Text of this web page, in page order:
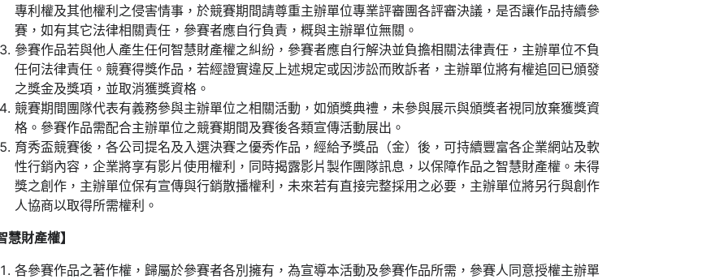
專利權及其他權利之侵害情事，於競賽期間請尊重主辦單位專業評審團各評審決議，是否讓作品持續參
賽，如有其它法律相關責任，參賽者應自行負責，概與主辦單位無關。
參賽作品若與他人產生任何智慧財產權之糾紛，參賽者應自行解決並負擔相關法律責任，主辦單位不負
任何法律責任。競賽得獎作品，若經證實違反上述規定或因涉訟而敗訴者，主辦單位將有權追回已頒發
之獎金及獎項，並取消獲獎資格。
競賽期間團隊代表有義務參與主辦單位之相關活動，如頒獎典禮，未參與展示與頒獎者視同放棄獲獎資
格。參賽作品需配合主辦單位之競賽期間及賽後各類宣傳活動展出。
育秀盃競賽後，各公司提名及入選決賽之優秀作品，經給予獎品（金）後，可持續豐富各企業網站及軟
性行銷內容，企業將享有影片使用權利，同時揭露影片製作團隊訊息，以保障作品之智慧財產權。未得
獎之創作，主辦單位保有宣傳與行銷散播權利，未來若有直接完整採用之必要，主辦單位將另行與創作
人協商以取得所需權利。
慧財產權】
各參賽作品之著作權，歸屬於參賽者各別擁有，為宣導本活動及參賽作品所需，參賽人同意授權主辦單